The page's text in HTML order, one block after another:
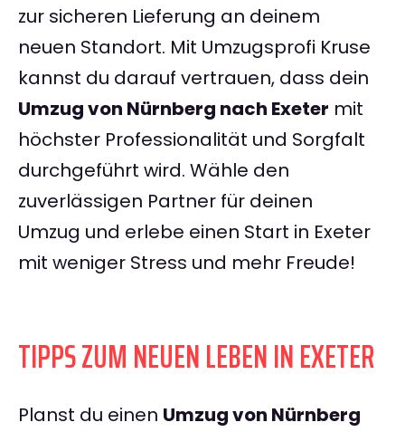
zur sicheren Lieferung an deinem
neuen Standort. Mit Umzugsprofi Kruse
kannst du darauf vertrauen, dass dein
Umzug von Nürnberg nach Exeter mit
höchster Professionalität und Sorgfalt
durchgeführt wird. Wähle den
zuverlässigen Partner für deinen
Umzug und erlebe einen Start in Exeter
mit weniger Stress und mehr Freude!
TIPPS ZUM NEUEN LEBEN IN EXETER
Planst du einen Umzug von Nürnberg